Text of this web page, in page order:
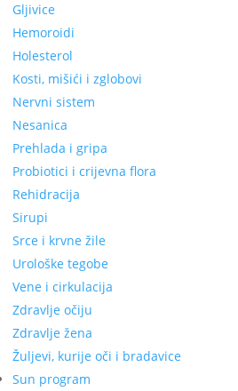
Gljivice
Hemoroidi
Holesterol
Kosti, mišići i zglobovi
Nervni sistem
Nesanica
Prehlada i gripa
Probiotici i crijevna flora
Rehidracija
Sirupi
Srce i krvne žile
Urološke tegobe
Vene i cirkulacija
Zdravlje očiju
Zdravlje žena
Žuljevi, kurije oči i bradavice
Sun program